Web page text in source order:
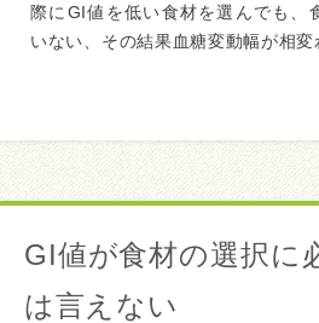
際にGI値を低い食材を選んでも、
いない、その結果血糖変動幅が相変
GI値が食材の選択に
は言えない